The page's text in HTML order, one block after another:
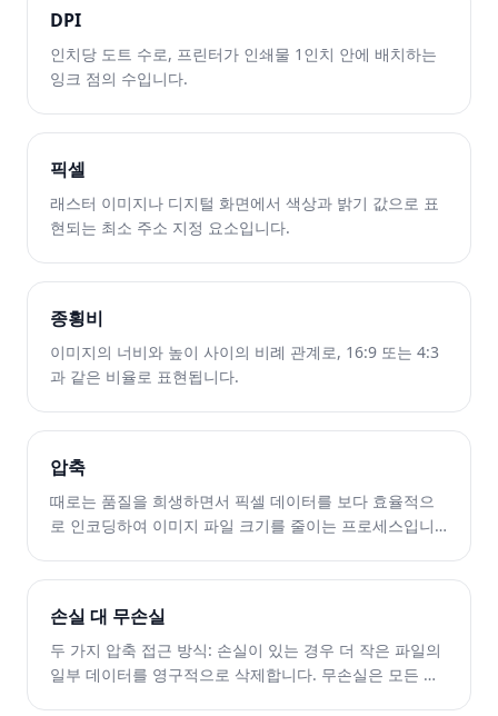
DPI
인치당 도트 수로, 프린터가 인쇄물 1인치 안에 배치하는
잉크 점의 수입니다.
픽셀
래스터 이미지나 디지털 화면에서 색상과 밝기 값으로 표
현되는 최소 주소 지정 요소입니다.
종횡비
이미지의 너비와 높이 사이의 비례 관계로, 16:9 또는 4:3
과 같은 비율로 표현됩니다.
압축
때로는 품질을 희생하면서 픽셀 데이터를 보다 효율적으
로 인코딩하여 이미지 파일 크기를 줄이는 프로세스입니
손실 대 무손실
두 가지 압축 접근 방식: 손실이 있는 경우 더 작은 파일의
일부 데이터를 영구적으로 삭제합니다. 무손실은 모든 원